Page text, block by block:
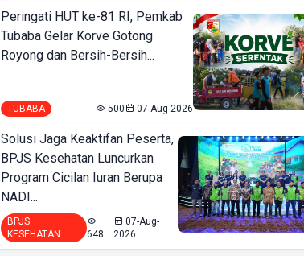
Peringati HUT ke-81 RI, Pemkab
Tubaba Gelar Korve Gotong
Royong dan Bersih-Bersih...
TUBABA 500 07-Aug-2026
Solusi Jaga Keaktifan Peserta,
BPJS Kesehatan Luncurkan
Program Cicilan Iuran Berupa
NADI...
BPJS
KESEHATAN
648
07-Aug-
2026